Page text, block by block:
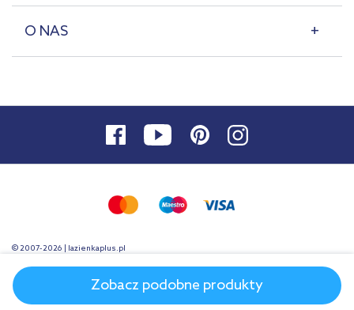
Zobacz podobne produkty
O NAS
© 2007-2026 | lazienkaplus.pl